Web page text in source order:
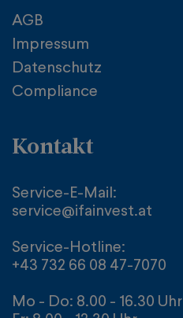
AGB
Impressum
Datenschutz
Compliance
Kontakt
Service-E-Mail:
service@ifainvest.at
Service-Hotline:
+43 732 66 08 47-7070
Mo - Do: 8.00 - 16.30 Uhr